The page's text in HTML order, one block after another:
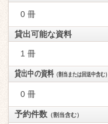
0 冊
貸出可能な資料
1 冊
貸出中の資料（割当または回送中含む）
0 冊
予約件数 （割当含む）